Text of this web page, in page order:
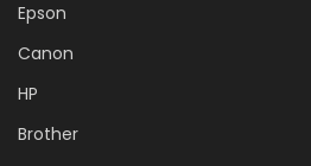
Epson
Canon
HP
Brother